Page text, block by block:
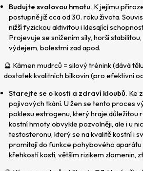
Budujte svalovou hmotu. K jejímu
postupně již cca od 30. roku života.
nižší fyzickou aktivitou i klesající
Projevuje se snížením síly, horší
výdejem, bolestmi zad apod.
🔮 Kámen mudrců = silový trénink (dává
dostatek kvalitních bílkovin (pro efektivní
Starejte se o kosti a zdraví kloubů. Ke
pojivových tkání. U žen se tento proces
poklesu estrogenu, který hraje důležitou
kostní hmoty obvykle pozvolněji, ale i u
testosteronu, který se na kvalitě kostní i
promítají do funkce pohybového
křehkostí kostí, větším rizikem zlomenin,